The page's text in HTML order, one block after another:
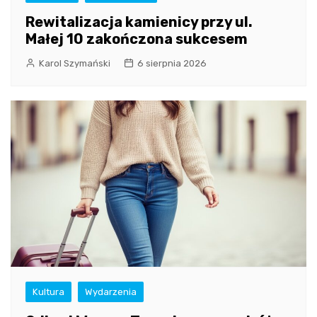
Rewitalizacja kamienicy przy ul.
Małej 10 zakończona sukcesem
Karol Szymański 6 sierpnia 2026
Kultura Wydarzenia